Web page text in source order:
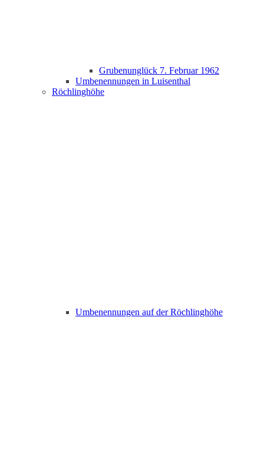
Grubenunglück 7. Februar 1962
Umbenennungen in Luisenthal
Röchlinghöhe
Umbenennungen auf der Röchlinghöhe